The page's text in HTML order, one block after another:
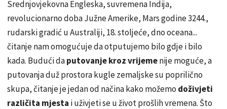
Srednjovjekovna Engleska, suvremena Indija,
revolucionarno doba Južne Amerike, Mars godine 3244.,
rudarski gradić u Australiji, 18. stoljeće, dno oceana...
čitanje nam omogućuje da otputujemo bilo gdje i bilo
kada. Budući daputovanje kroz vrijemenije moguće, a
putovanja duž prostora kugle zemaljske su poprilično
skupa, čitanje je jedan od načina kako možemo doživjeti
različita mjesta i uživjeti se u život prošlih vremena. Što